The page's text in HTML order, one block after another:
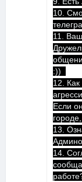
10.
11.
:))
12. Как
Если
13.
14.